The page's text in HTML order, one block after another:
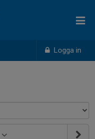
Logga in